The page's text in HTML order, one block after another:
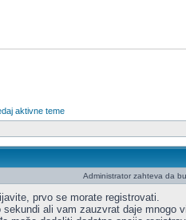
aktivne teme
Administrator zahteva da
prvo se morate registrovati.
ali vam zauzvrat daje mnogo